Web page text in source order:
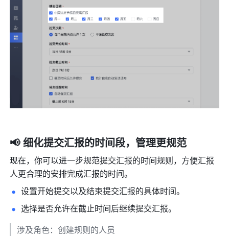
📢 细化提交汇报的时间段，管理更规范
现在，你可以进一步规范提交汇报的时间规则，方便汇报
人更合理的安排完成汇报的时间。
设置开始提交以及结束提交汇报的具体时间。
选择是否允许在截止时间后继续提交汇报。
涉及角色：创建规则的人员